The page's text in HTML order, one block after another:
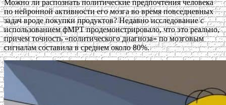
Можно ли распознать политические предпочтения человека
по нейронной активности его мозга во время повседневных
задач вроде покупки продуктов? Недавно исследование с
использованием фМРТ продемонстрировало, что это реально,
причем точность «политического диагноза» по мозговым
сигналам составила в среднем около 80%.